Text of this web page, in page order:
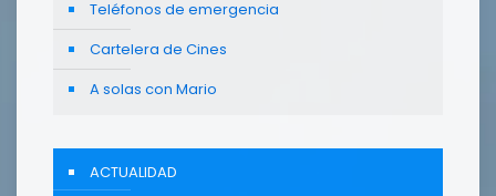
Teléfonos de emergencia
Cartelera de Cines
A solas con Mario
ACTUALIDAD